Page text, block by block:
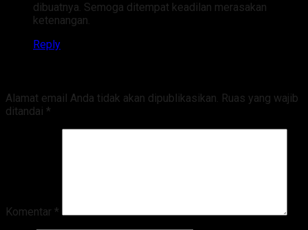
dibuatnya. Semoga ditempat keadilan merasakan
ketenangan.
Reply
Alamat email Anda tidak akan dipublikasikan. Ruas yang wajib
ditandai *
Komentar *